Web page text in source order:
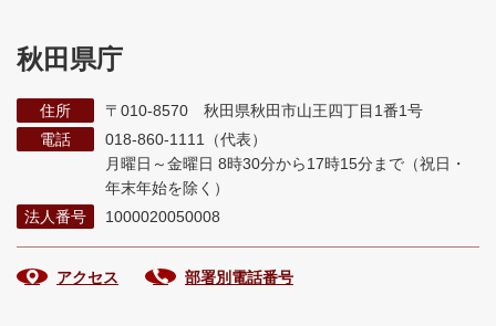
秋田県庁
住所
〒010-8570 秋田県秋田市山王四丁目1番1号
電話
018-860-1111（代表）
月曜日～金曜日 8時30分から17時15分まで （祝日・
年末年始を除く）
法人番号
1000020050008
アクセス 部署別電話番号